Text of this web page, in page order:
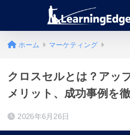
ホーム マーケティング
クロスセルとは？アッ
メリット、成功事例を
2026年6月26日